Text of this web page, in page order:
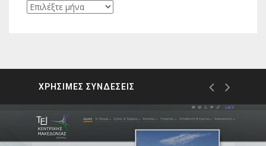
Ιστορικό
ΧΡΗΣΙΜΕΣ ΣΥΝΔΕΣΕΙΣ